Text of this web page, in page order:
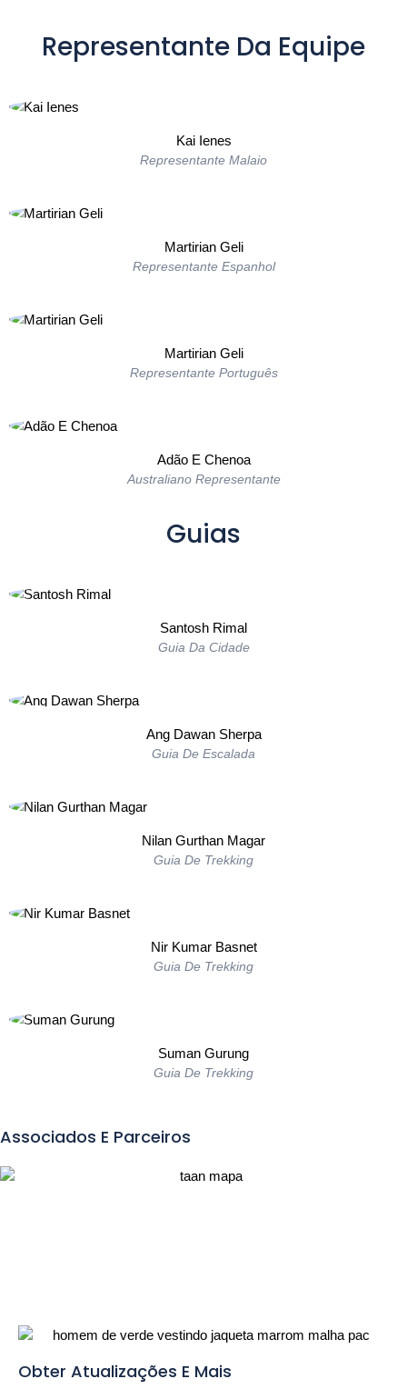
Representante Da Equipe
Kai Ienes
Representante Malaio
Martirian Geli
Representante Espanhol
Martirian Geli
Representante Português
Adão E Chenoa
Australiano Representante
Guias
Santosh Rimal
Guia Da Cidade
Ang Dawan Sherpa
Guia De Escalada
Nilan Gurthan Magar
Guia De Trekking
Nir Kumar Basnet
Guia De Trekking
Suman Gurung
Guia De Trekking
Associados E Parceiros
Obter Atualizações E Mais